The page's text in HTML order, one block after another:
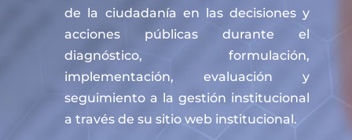
de la ciudadanía en las decisiones y
acciones públicas durante el
diagnóstico, formulación,
implementación, evaluación y
seguimiento a la gestión institucional
a través de su sitio web institucional.